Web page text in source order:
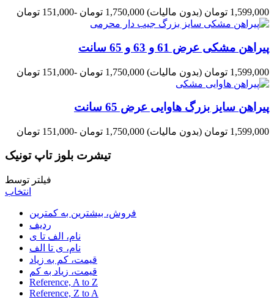
1,599,000 تومان (بدون مالیات) 1,750,000 تومان -151,000 تومان
پیراهن مشکی عرض 61 و 63 و 65 سانت
1,599,000 تومان (بدون مالیات) 1,750,000 تومان -151,000 تومان
پیراهن سایز بزرگ هاوایی عرض 65 سانت
1,599,000 تومان (بدون مالیات) 1,750,000 تومان -151,000 تومان
تیشرت بلوز تاپ تونیک
فیلتر توسط
انتخاب
فروش، بیشترین به کمترین
ردیف
نام، الف تا ی
نام، ی تا الف
قیمت، کم به زیاد
قیمت، زیاد به کم
Reference, A to Z
Reference, Z to A